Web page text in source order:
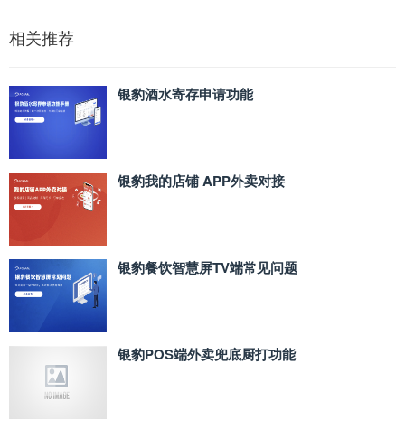
相关推荐
银豹酒水寄存申请功能
银豹我的店铺 APP外卖对接
银豹餐饮智慧屏TV端常见问题
银豹POS端外卖兜底厨打功能